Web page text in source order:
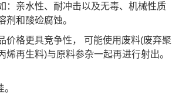
：亲水性、耐冲击以及无毒、机械性质
剂和酸硷腐蚀。
价格更具竞争性， 可能使用废料(废弃聚
烯再生料)与原料参杂一起再进行射出。